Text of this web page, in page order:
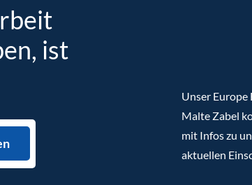
ist
Unser
Malte Zabel
mit Infos zu
aktuellen